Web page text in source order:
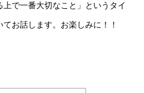
で一番大切なこと」というタイ
お話します。お楽しみに！！